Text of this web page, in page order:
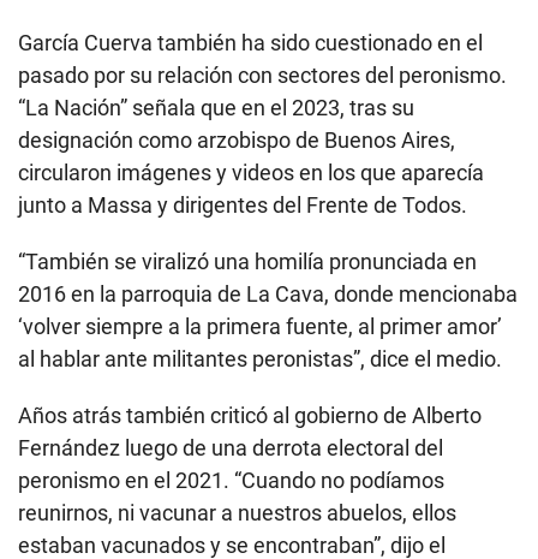
García Cuerva también ha sido cuestionado en el
pasado por su relación con sectores del peronismo.
“La Nación” señala que en el 2023, tras su
designación como arzobispo de Buenos Aires,
circularon imágenes y videos en los que aparecía
junto a Massa y dirigentes del Frente de Todos.
“También se viralizó una homilía pronunciada en
2016 en la parroquia de La Cava, donde mencionaba
‘volver siempre a la primera fuente, al primer amor’
al hablar ante militantes peronistas”, dice el medio.
Años atrás también criticó al gobierno de Alberto
Fernández luego de una derrota electoral del
peronismo en el 2021. “Cuando no podíamos
reunirnos, ni vacunar a nuestros abuelos, ellos
estaban vacunados y se encontraban”, dijo el